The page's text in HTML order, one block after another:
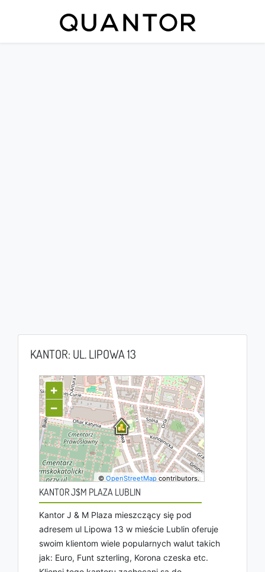
KANTOR: UL. LIPOWA 13
+
−
©OpenStreetMap contributors.
KANTOR J$M PLAZA LUBLIN
Kantor J & M Plaza mieszczący się pod
adresem ul Lipowa 13 w mieście Lublin oferuje
swoim klientom wiele popularnych walut takich
jak: Euro, Funt szterling, Korona czeska etc.